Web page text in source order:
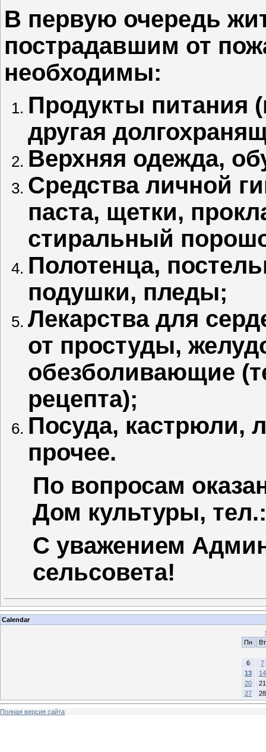
В первую очередь
пострадавшим от
необходимы:
Продукты питания
другая
Верхняя одежда,
Средства личной
паста, щетки,
стиральный
Полотенца,
подушки, пледы;
Лекарства для
от простуды,
обезболивающие
рецепта);
Посуда, кастрюли,
прочее.
По вопросам
Дом культуры,
С уважением
сельсовета!
Calendar
Пн
Вт
6
7
13
14
20
21
27
28
Полная версия сайта